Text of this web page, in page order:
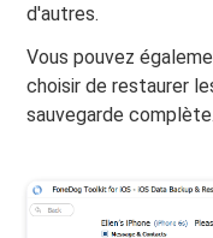
d'autres.
Vous pouvez
choisir de restaurer
sauvegarde complète.